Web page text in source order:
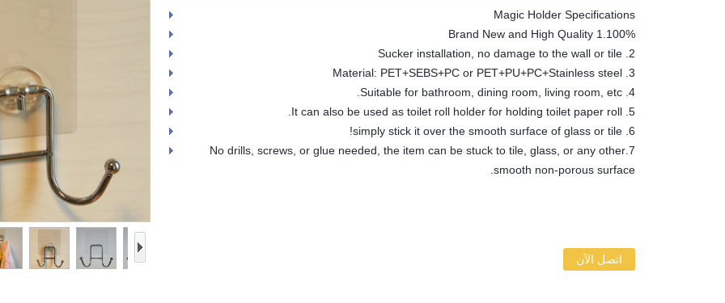
Magic Holder Specifications
1.100% Brand New and High Quality
2. Sucker installation, no damage to the wall or tile
3. Material: PET+SEBS+PC or PET+PU+PC+Stainless steel
4. Suitable for bathroom, dining room, living room, etc.
5. It can also be used as toilet roll holder for holding toilet paper roll.
6. simply stick it over the smooth surface of glass or tile!
7.No drills, screws, or glue needed, the item can be stuck to tile, glass, or any other
smooth non-porous surface.
اتصل الآن